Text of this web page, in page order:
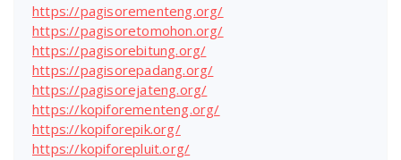
https://pagisorementeng.org/
https://pagisoretomohon.org/
https://pagisorebitung.org/
https://pagisorepadang.org/
https://pagisorejateng.org/
https://kopiforementeng.org/
https://kopiforepik.org/
https://kopiforepluit.org/